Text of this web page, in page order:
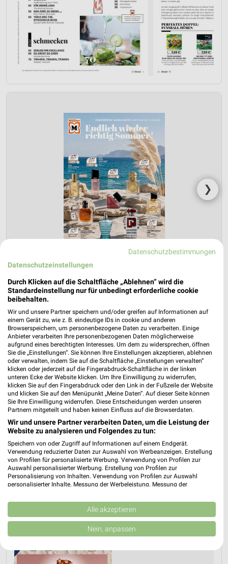
❯
Müller Prospekt für Fulda ab Mo. den
03.08.
Parfümerie Highlights
Gültig von 03. Aug. bis 15. Aug.
📅 Kalendereintrag erstellen
PROSPEKT BLÄTTERN
GESCHENKIDEEN FÜR SIE
Datenschutzbestimmungen
Datenschutzeinstellungen
Durch Klicken auf die Schaltfläche „Ablehnen“ wird die
Standardeinstellung nur für unbedingt erforderliche cookie
beibehalten.
Wir und unsere Partner speichern und/oder greifen auf Informationen auf
einem Gerät zu, wie z. B. eindeutige IDs in cookie und anderen
Browserspeichern, um personenbezogene Daten zu verarbeiten. Einige
Anbieter verarbeiten Ihre personenbezogenen Daten möglicherweise
aufgrund eines berechtigten Interesses. Um dem zu widersprechen, öffnen
Sie die „Einstellungen“. Sie können Ihre Einstellungen akzeptieren, ablehnen
oder verwalten, indem Sie auf die Schaltfläche „Einstellungen verwalten“
klicken oder jederzeit auf die Fingerabdruck-Schaltfläche in der linken
unteren Ecke der Website klicken. Um Ihre Einwilligung zu widerrufen,
klicken Sie auf den Fingerabdruck oder den Link in der Fußzeile der Website
und klicken Sie auf den Menüpunkt „Meine Daten“. Auf dieser Seite können
Sie Ihre Einwilligung widerrufen. Diese Entscheidungen werden unseren
Partnern mitgeteilt und haben keinen Einfluss auf die Browserdaten.
Wir und unsere Partner verarbeiten Daten, um die Leistung der
Website zu analysieren und Folgendes zu tun:
Speichern von oder Zugriff auf Informationen auf einem Endgerät.
Verwendung reduzierter Daten zur Auswahl von Werbeanzeigen. Erstellung
von Profilen für personalisierte Werbung. Verwendung von Profilen zur
Auswahl personalisierter Werbung. Erstellung von Profilen zur
Personalisierung von Inhalten. Verwendung von Profilen zur Auswahl
personalisierter Inhalte. Messung der Werbeleistung. Messung der
Kombinationen von Daten aus verschiedenen Quellen. Entwicklung und
Verbesserung der Angebote. Verwendung reduzierter Daten zur Auswahl
von Inhalten.
Daten können außerhalb der Europäischen Union weitergegeben und in die
Website/App.
Alle akzeptieren
Nein, anpassen